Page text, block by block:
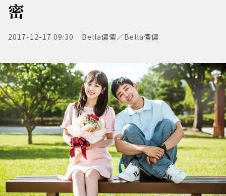
密
2017-12-17 09:30 Bella儂儂／Bella儂儂